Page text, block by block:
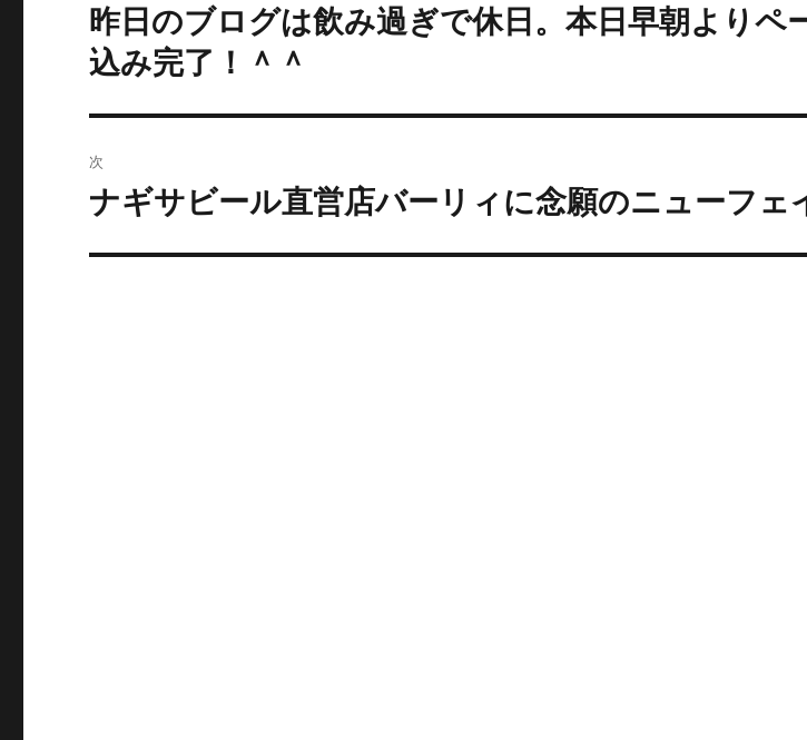
ナ
ゲ
ー
過
去
の
投
昨日のブログは飲み過ぎで休日。本日早朝よりペ
込み完了！＾＾
次
次
の
投
ナギサビール直営店バーリィに念願のニューフェ